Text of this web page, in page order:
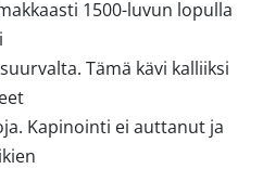
1500-luvun lopulla
Tämä kävi kalliiksi
Kapinointi ei auttanut ja